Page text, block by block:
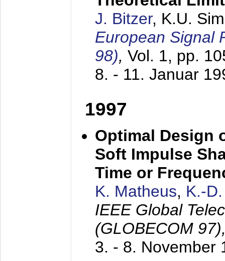
J. Bitzer, K.U.
European Signal
98), Vol. 1, pp.
8. - 11. Januar
1997
Optimal Design
Soft Impulse
Time or
K. Matheus, K.-
IEEE Global
(GLOBECOM
3. - 8. November